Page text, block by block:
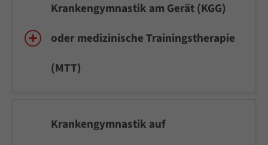
Krankengymnastik am Gerät (KGG)
oder medizinische Trainingstherapie
(MTT)
Krankengymnastik auf